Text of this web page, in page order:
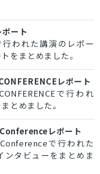
ート
行われた講演のレポー
をまとめました。
レポート
で行われ
とめました。
レポート
で行われた
ンタビューをまとめま